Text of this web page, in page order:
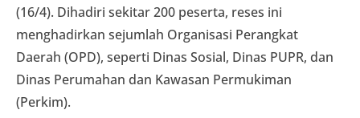
(16/4). Dihadiri sekitar 200 peserta, reses ini
menghadirkan sejumlah Organisasi Perangkat
Daerah (OPD), seperti Dinas Sosial, Dinas PUPR, dan
Dinas Perumahan dan Kawasan Permukiman
(Perkim).